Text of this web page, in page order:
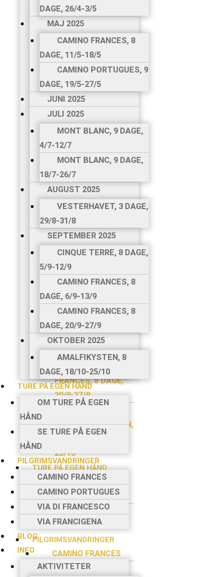
DAGE, 26/4-3/5
MAJ 2025
CAMINO FRANCES, 8
DAGE, 11/5-18/5
CAMINO PORTUGUES, 9
DAGE, 19/5-27/5
JUNI 2025
JULI 2025
MONT BLANC, 9 DAGE,
4/7-12/7
MONT BLANC, 9 DAGE,
18/7-26/7
AUGUST 2025
VESTERHAVET, 3 DAGE,
29/8-31/8
SEPTEMBER 2025
CINQUE TERRE, 8 DAGE,
5/9-12/9
CAMINO FRANCES, 8
DAGE, 6/9-13/9
CAMINO FRANCES, 8
DAGE, 20/9-27/9
OKTOBER 2025
AMALFIKYSTEN, 8
DAGE, 18/10-25/10
TURE PÅ EGEN HÅND
OM TURE PÅ EGEN
HÅND
SE TURE PÅ EGEN
HÅND
PILGRIMSVANDRINGER
CAMINO FRANCES
CAMINO PORTUGUES
VIA DI FRANCESCO
VIA FRANCIGENA
BLOG
INFO
AKTIVITETER
FRANCES, 8 DAGE,
26/4-3/5
MAJ 2025
CAMINO
FRANCES, 8 DAGE,
11/5-18/5
CAMINO
PORTUGUES, 9
DAGE, 19/5-27/5
JUNI 2025
JULI 2025
MONT BLANC, 9
DAGE, 4/7-12/7
MONT BLANC, 9
DAGE, 18/7-26/7
AUGUST 2025
VESTERHAVET,
3 DAGE, 29/8-31/8
SEPTEMBER 2025
CINQUE TERRE,
8 DAGE, 5/9-12/9
CAMINO
FRANCES, 8 DAGE,
6/9-13/9
CAMINO
FRANCES, 8 DAGE,
20/9-27/9
AMALFIKYSTEN,
25/10
TURE PÅ EGEN HÅND
OM TURE PÅ EGEN
HÅND
SE TURE PÅ EGEN
HÅND
PILGRIMSVANDRINGER
CAMINO FRANCES
CAMINO